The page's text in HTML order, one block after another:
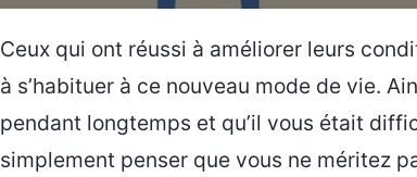
Ceux qui ont réussi à améliorer leurs
à s’habituer à ce nouveau mode de vie.
pendant longtemps et qu’il vous était
simplement penser que vous ne méritez